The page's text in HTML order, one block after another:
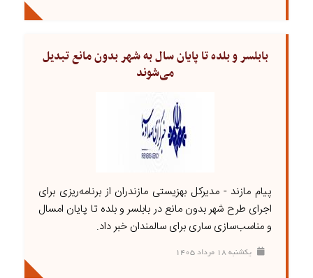
بابلسر و بلده تا پایان سال به شهر بدون مانع تبدیل
می‌شوند
پیام مازند - مدیرکل بهزیستی مازندران از برنامه‌ریزی برای
اجرای طرح شهر بدون مانع در بابلسر و بلده تا پایان امسال
و مناسب‌سازی ساری برای سالمندان خبر داد.
يکشنبه ۱۸ مرداد ۱۴۰۵